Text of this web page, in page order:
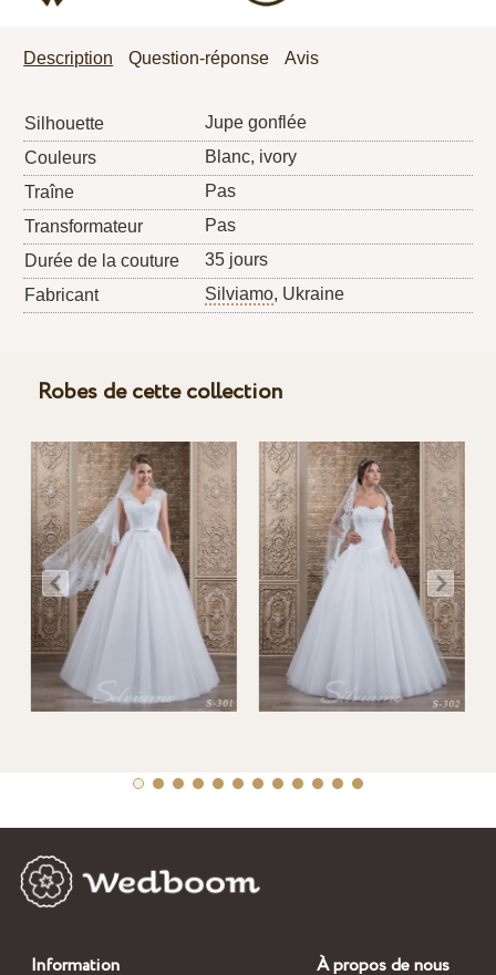
Description Question-réponse Avis
Silhouette
Jupe gonflée
Couleurs
Blanc, ivory
Traîne
Pas
Transformateur
Pas
Durée de la couture
35 jours
Fabricant
Silviamo, Ukraine
Robes de cette collection
Information À propos de nous